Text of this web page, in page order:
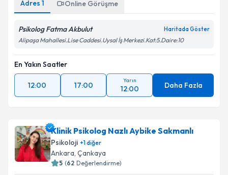
Adres 1 Online Görüşme
Psikolog Fatma Akbulut Haritada Göster
Alipaşa Mahallesi.Lise Caddesi.Uysal İş Merkezi.Kat:5.Daire:10
En Yakın Saatler
12:00 17:00
Yarın
12:00 Daha Fazla
Klinik Psikolog Nazlı Aybike Sakmanlı
Psikoloji +1diğer
Ankara, Çankaya
5 (62 Değerlendirme)